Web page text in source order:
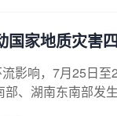
国家地质灾害
影响，7月25日至
部、湖南东南部发